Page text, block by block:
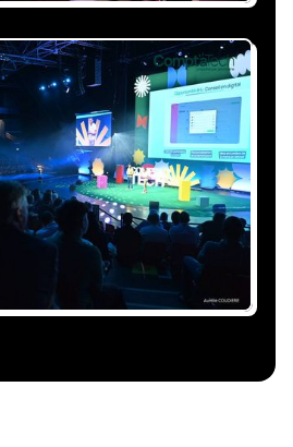
occupons de
échanges avec le
logistique : vous
à chaque étape, sans perte
vient à